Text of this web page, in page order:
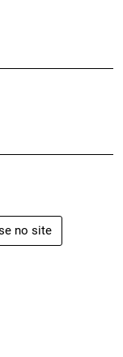
no site